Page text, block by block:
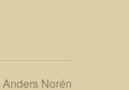
Anders Norén